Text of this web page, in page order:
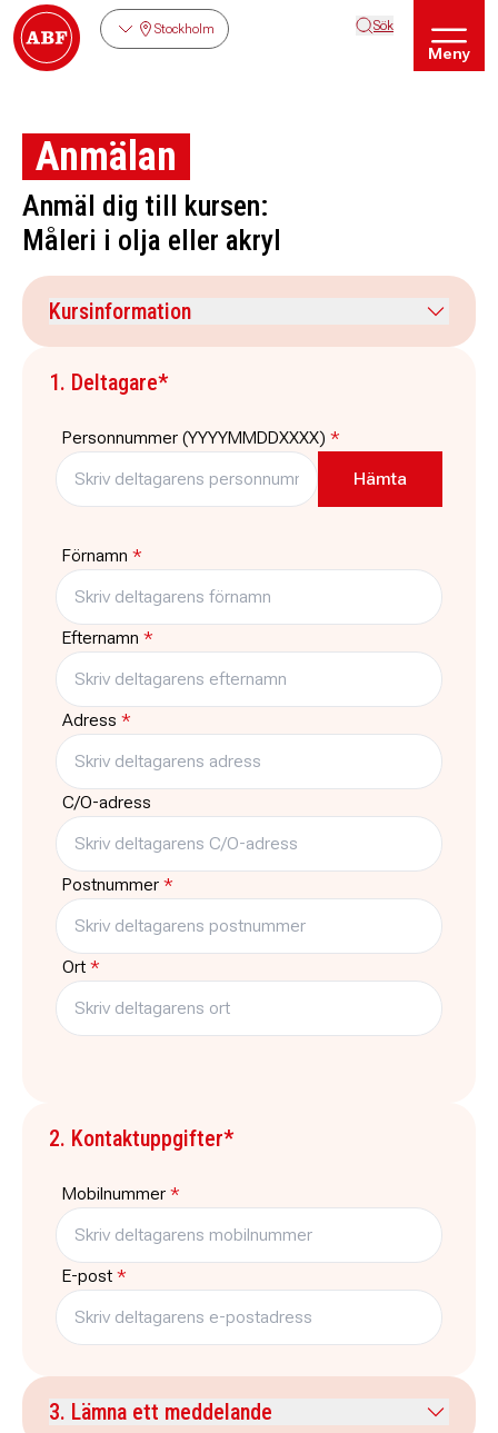
Stockholm Sök
Meny
Anmälan
Anmäl dig till kursen:
Måleri i olja eller akryl
Kursinformation
Kursdatum
7 september 2026
Tid
12:00 - 14:30
Plats
ABF-huset, Sveavägen 41
Stockholm
Typ
Kurs 12
1. Deltagare*
Personnummer (YYYYMMDDXXXX) *
Förnamn *
Efternamn *
Adress *
C/O-adress
Postnummer *
Ort *
2. Kontaktuppgifter*
Mobilnummer *
E-post *
3. Lämna ett meddelande